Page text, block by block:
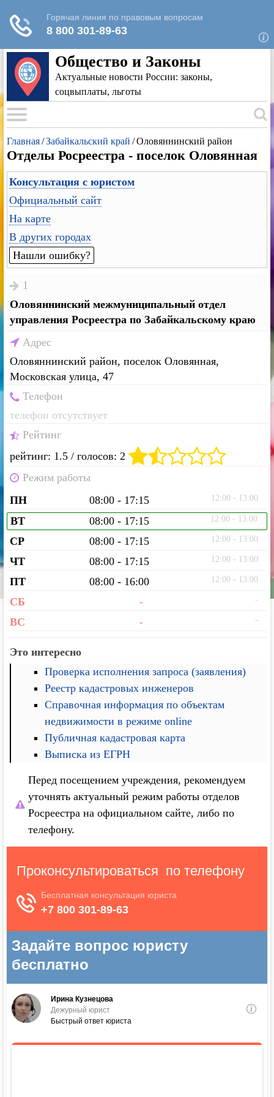
Общество и Законы
Актуальные новости России: законы,
соцвыплаты, льготы
Главная/Забайкальский край /Оловяннинский район
Отделы Росреестра - поселок Оловянная
Консультация с юристом
Официальный сайт
На карте
В других городах
Нашли ошибку?
1
Оловяннинский межмуниципальный отдел
управления Росреестра по Забайкальскому краю
Адрес
Оловяннинский район, поселок Оловянная,
Московская улица, 47
Телефон
телефон отсутствует
Рейтинг
рейтинг: 1.5 / голосов: 2
Режим работы
ПН
08:00 - 17:15 12:00 - 13:00
ВТ 08:00 - 17:15 12:00 - 13:00
СР 08:00 - 17:15 12:00 - 13:00
ЧТ 08:00 - 17:15 12:00 - 13:00
ПТ 08:00 - 16:00 12:00 - 13:00
СБ - -
ВС - -
Это интересно
Проверка исполнения запроса (заявления)
Реестр кадастровых инженеров
Справочная информация по объектам
недвижимости в режиме online
Публичная кадастровая карта
Выписка из ЕГРН
Перед посещением учреждения, рекомендуем
уточнять актуальный режим работы отделов
Росреестра на официальном сайте, либо по
телефону.
Для любых предложений по сайту: rk-
reestr@cp9.ru